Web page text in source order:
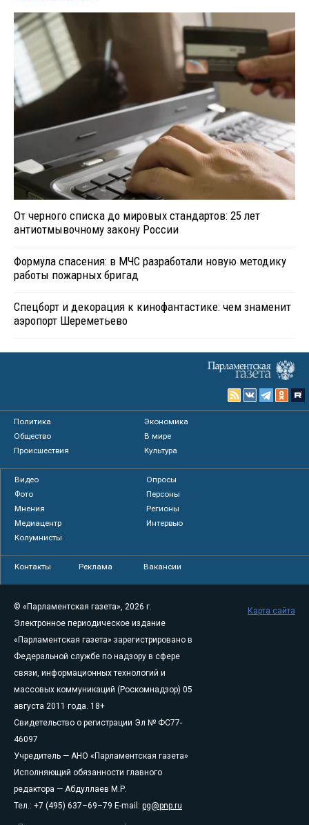
От черного списка до мировых стандартов: 25 лет
антиотмывочному закону России
Формула спасения: в МЧС разработали новую методику
работы пожарных бригад
Спецборт и декорация к кинофантастике: чем знаменит
аэропорт Шереметьево
Политика
Экономика
Общество
В мире
Происшествия
Культура
Видео
Опросы
Фото
Персоны
Мнения
Регионы
Медиацентр
Интервью
Колумнисты
Контакты Реклама Вакансии
© «Парламентская газета», 2026 г.
Электронное периодическое издание
«Парламентская газета» зарегистрировано в
Федеральной службе по надзору в сфере
связи, информационных технологий и
массовых коммуникаций (Роскомнадзор) 05
августа 2011 года. 18+
Свидетельство о регистрации Эл № ФС77-
46097
Учредитель — АНО «Парламентская газета»
Исполняющий обязанности главного
редактора — Абдуллаев М.Р.
Тел.: +7 (495) 637–69–79 E-mail: pg@pnp.ru
Карта сайта